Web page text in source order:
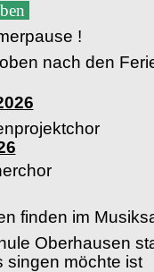
!
nach den
finden im
Oberhausen
singen möchte ist